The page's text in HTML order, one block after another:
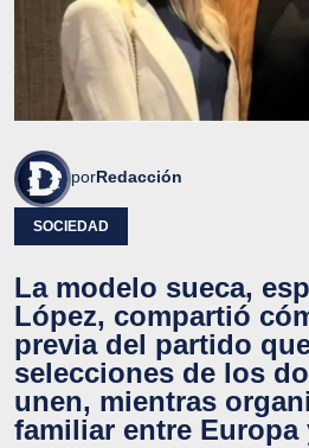
porRedacción
SOCIEDAD
La modelo sueca,
López, compartió
previa del partido
selecciones de los
unen, mientras
familiar entre Europa